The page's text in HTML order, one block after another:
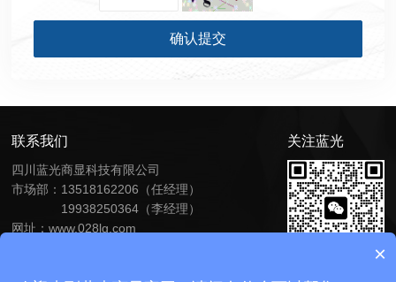
联系我们
四川蓝光商显科技有限公司
市场部：13518162206（任经理）
19938250364（李经理）
网址：www.028lg.com
关注蓝光
×